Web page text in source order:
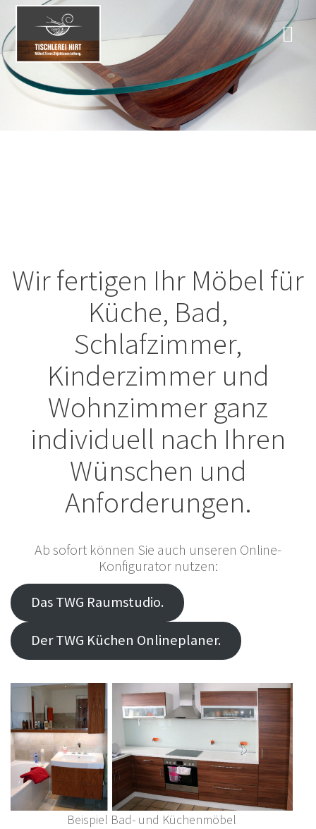
Inhalt
springen
Wir fertigen Ihr Möbel für
Küche, Bad,
Schlafzimmer,
Kinderzimmer und
Wohnzimmer ganz
individuell nach Ihren
Wünschen und
Anforderungen.
Ab sofort können Sie auch unseren Online-
Konfigurator nutzen:
Das TWG Raumstudio.
Der TWG Küchen Onlineplaner.
Beispiel Bad- und Küchenmöbel